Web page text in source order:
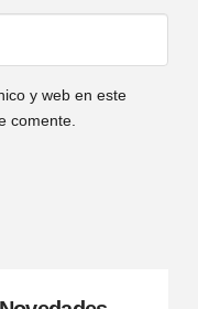
y web en este
comente.